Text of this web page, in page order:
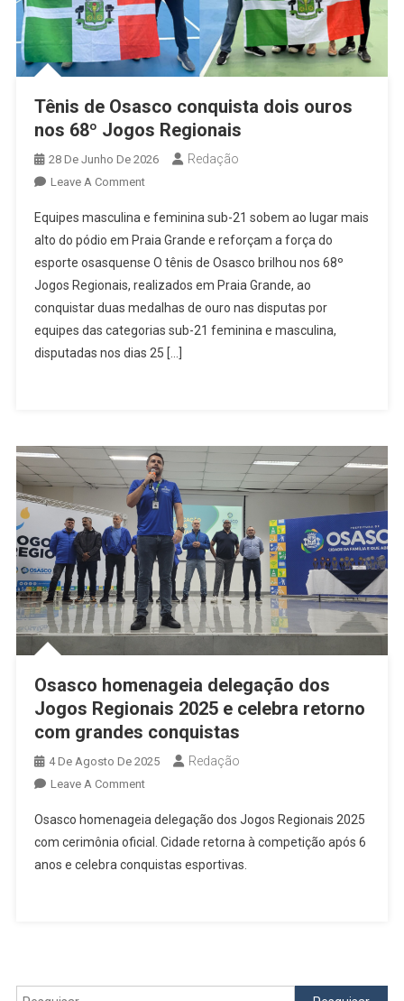
Tênis de Osasco conquista dois ouros
nos 68º Jogos Regionais
28 De Junho De 2026 Redação
Leave A CommentOn
De
Osasco
Conquista
Dois
Ouros
Nos
68º
Equipes masculina e feminina sub-21 sobem ao lugar mais
alto do pódio em Praia Grande e reforçam a força do
esporte osasquense O tênis de Osasco brilhou nos 68º
Jogos Regionais, realizados em Praia Grande, ao
conquistar duas medalhas de ouro nas disputas por
equipes das categorias sub-21 feminina e masculina,
disputadas nos dias 25 […]
Osasco homenageia delegação dos
Jogos Regionais 2025 e celebra retorno
com grandes conquistas
4 De Agosto De 2025 Redação
Leave A CommentOn
Homenageia
Delegação
Dos
Retorno
Osasco homenageia delegação dos Jogos Regionais 2025
com cerimônia oficial. Cidade retorna à competição após 6
anos e celebra conquistas esportivas.
Pesquisar